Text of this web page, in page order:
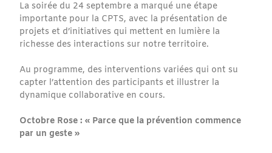
La soirée du 24 septembre a marqué une étape
importante pour la CPTS, avec la présentation de
projets et d’initiatives qui mettent en lumière la
richesse des interactions sur notre territoire.
Au programme, des interventions variées qui ont su
capter l’attention des participants et illustrer la
dynamique collaborative en cours.
Octobre Rose : « Parce que la prévention commence
par un geste »